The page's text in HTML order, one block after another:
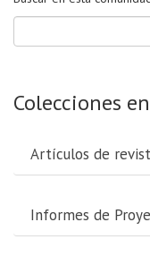
Colecciones
Artículos de
Informes de